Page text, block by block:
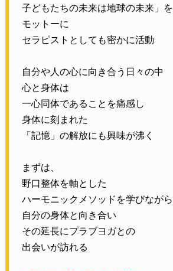
子どもたちの未来は地球の未来」を
モットーに
セラピストとしても密かに活動
自分や人の心に向き合う日々の中
心と身体は
一心同体であることを痛感し
身体に刻まれた
「記憶」の解放にも興味が沸く
まずは、
野口整体を軸とした
ハーモニックメソッドを学びながら
自分の身体と向き合い
その延長にプラブヨガとの
出会いが訪れる